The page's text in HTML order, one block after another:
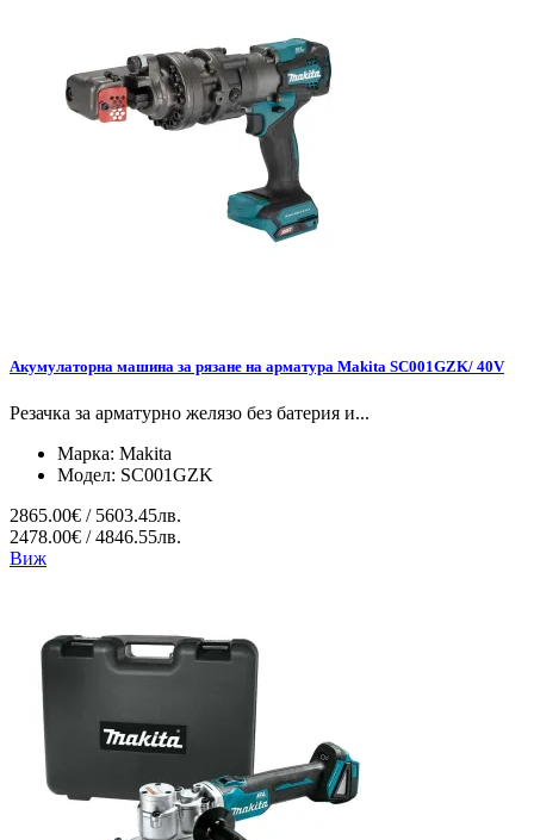
Акумулаторна машина за рязане на арматура Makita SC001GZK/ 40V
Резачка за арматурно желязо без батерия и...
Марка: Makita
Модел: SC001GZK
2865.00€ / 5603.45лв.
2478.00€ / 4846.55лв.
Виж